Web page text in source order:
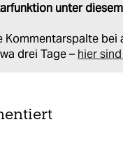
unter
Kommentarspalte bei
drei Tage – hier